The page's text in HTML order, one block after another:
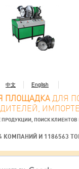
中文 English
ПЛОЩАДКА ДЛЯ
ПОИСК КЛИЕНТОВ
КОМПАНИЙ И 1186563